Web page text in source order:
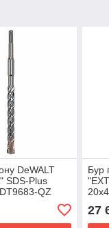
DeWALT
SDS-Plus
QZ
Бур
27